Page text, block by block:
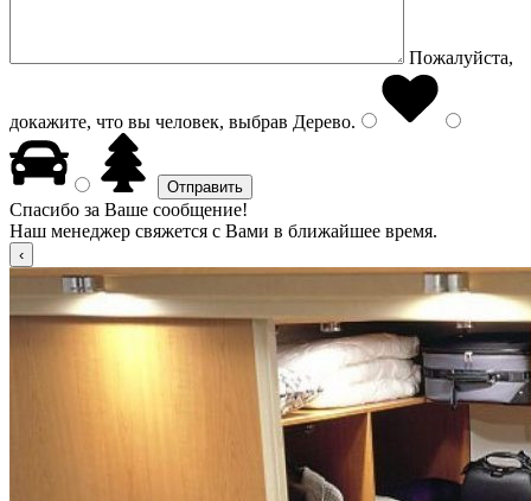
Пожалуйста,
докажите, что вы человек, выбрав Дерево.
Спасибо за Ваше сообщение!
Наш менеджер свяжется с Вами в ближайшее время.